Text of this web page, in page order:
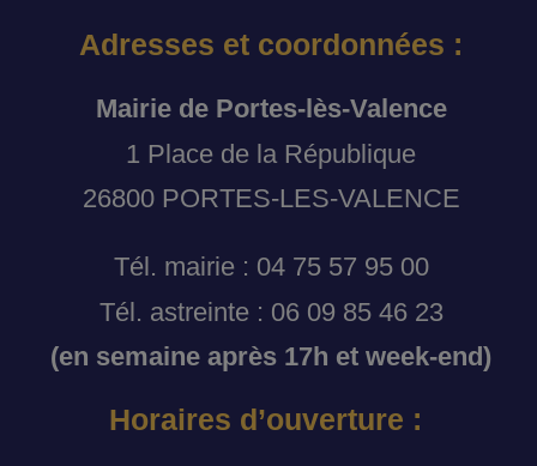
Adresses et coordonnées :
Mairie de Portes-lès-Valence
1 Place de la République
26800 PORTES-LES-VALENCE
Tél. mairie : 04 75 57 95 00
Tél. astreinte : 06 09 85 46 23
(en semaine après 17h et week-end)
Horaires d’ouverture :